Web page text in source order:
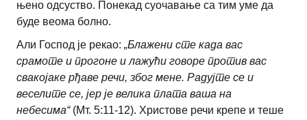
њено одсуство. Понекад суочавање са тим уме да
буде веома болно.
Али Господ је рекао: „Блажени сте када вас
срамоте и прогоне и лажући говоре против вас
свакојаке рђаве речи, због мене. Радујте се и
веселите се, јер је велика плата ваша на
небесима“(Мт. 5:11-12). Христове речи крепе и теше